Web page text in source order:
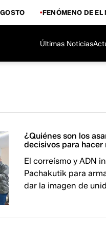
FENÓMENO DE
Últimas Noticias
¿Quiénes son los
decisivos para hacer
El correísmo y ADN
Pachakutik para
dar la imagen de